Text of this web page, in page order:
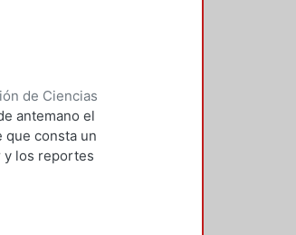
de Ciencias
;Alcántara
antemano el
que consta un
y los reportes